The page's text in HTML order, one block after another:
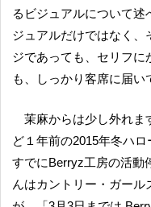
るビジュアルについて
ジュアルだけではなく、
ジであっても、セリフに
も、しっかり客席に届い
茉麻からは少し外れますが、それで思い出すのは、ちょう
ど１年前の2015年冬ハロ
すでにBerryz工房の活動
んはカントリー・ガール